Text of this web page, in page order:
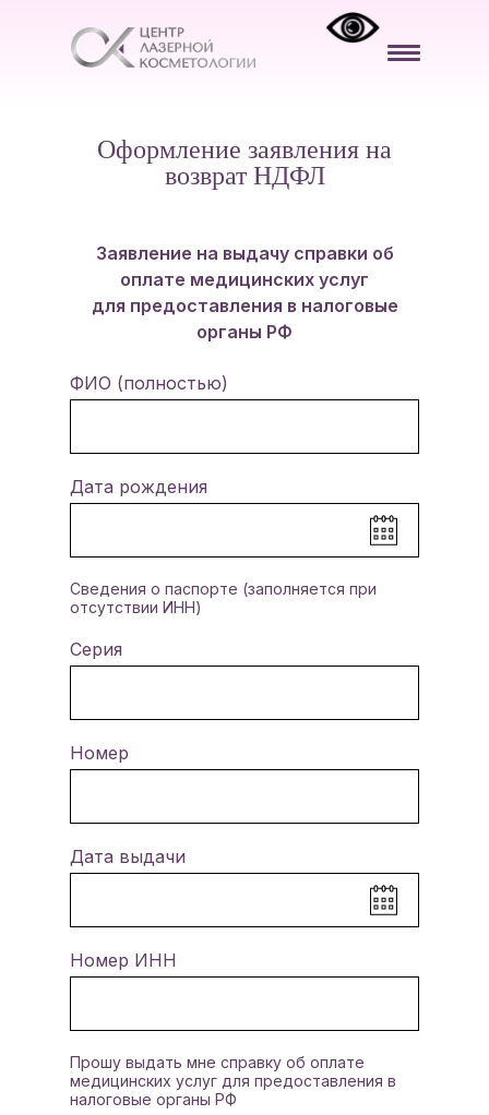
Оформление заявления на
возврат НДФЛ
ФИО (полностью)
Дата рождения
Сведения о паспорте (заполняется при
отсутствии ИНН)
Серия
Номер
Дата выдачи
Номер ИНН
Прошу выдать мне справку об оплате
медицинских услуг для предоставления в
налоговые органы РФ
Заявление на выдачу справки об
оплате медицинских услуг
для предоставления в налоговые
органы РФ